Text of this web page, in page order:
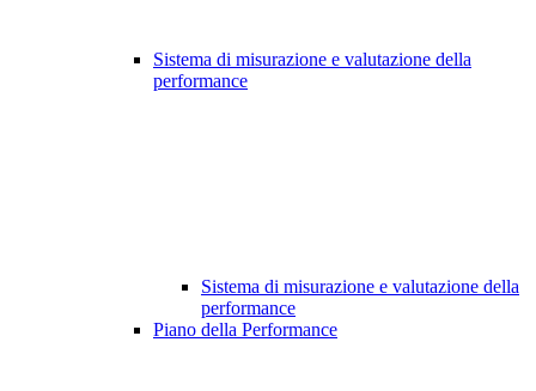
Sistema di misurazione e valutazione della
performance
Sistema di misurazione e valutazione della
performance
Piano della Performance